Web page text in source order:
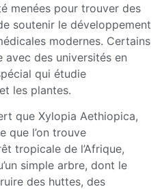
menées pour trouver des
soutenir le développement
modernes. Certains
des universités en
qui étudie
les plantes.
que Xylopia Aethiopica,
que l’on trouve
tropicale de l’Afrique,
simple arbre, dont le
des huttes, des